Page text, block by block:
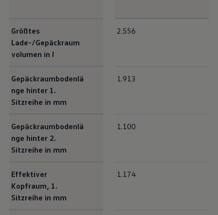
Größtes
Lade-/Gepäckraum
volumen in l
2.556
Gepäckraumbodenlä
nge hinter 1.
Sitzreihe in mm
1.913
Gepäckraumbodenlä
nge hinter 2.
Sitzreihe in mm
1.100
Effektiver
Kopfraum, 1.
Sitzreihe in mm
1.174